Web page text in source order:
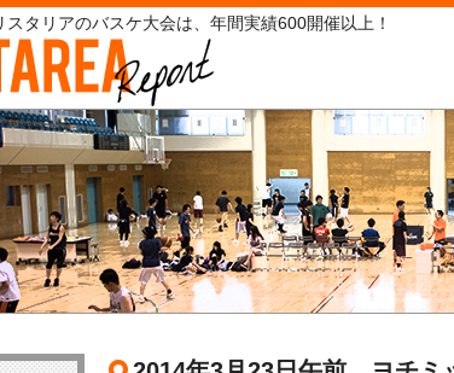
スタリアのバスケ大会は、年間実績600開催以上！